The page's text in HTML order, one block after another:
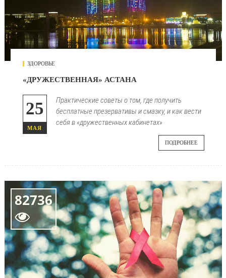
ЗДОРОВЬЕ
«ДРУЖЕСТВЕННАЯ» АСТАНА
25
МАЯ
Практические советы о том, где получить
бесплатные презервативы и смазку, и как вести
себя в «дружественных кабинетах»
ПОДРОБНЕЕ
82736
